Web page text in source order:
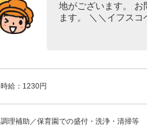
地がございます。 お
ます。 ＼＼イフス
時給：1230円
調理補助／保育園での盛付・洗浄・清掃等